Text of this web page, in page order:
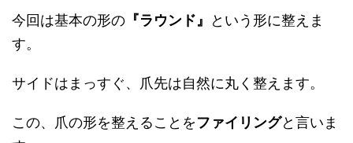
今回は基本の形の 『ラウンド』
という形に整えま
す。
サイドはまっすぐ、爪先は自然に丸く整えます。
この、爪の形を整えることをファイリングと言いま